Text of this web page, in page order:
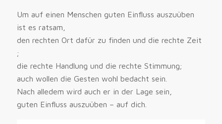
Um auf einen Menschen guten Einfluss auszuüben
ist es ratsam,
den rechten Ort dafür zu finden und die rechte Zeit
;
die rechte Handlung und die rechte Stimmung;
auch wollen die Gesten wohl bedacht sein.
Nach alledem wird auch er in der Lage sein,
guten Einfluss auszuüben – auf dich.